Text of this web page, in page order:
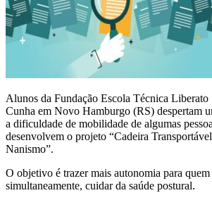
Alunos da Fundação Escola Técnica Liberato
Cunha em Novo Hamburgo (RS) despertam
a dificuldade de mobilidade de algumas
desenvolvem o projeto “Cadeira
Nanismo”.
O objetivo é trazer mais autonomia para quem
simultaneamente, cuidar da saúde postural.